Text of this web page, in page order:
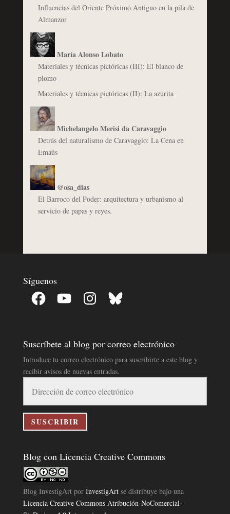
Influencias del Oriente Próximo Antiguo en la pila de
Almanzor
María Alonso Lobato
Materiales y técnicas pictóricas (III): El blanco de
plomo
Materiales y técnicas pictóricas (II): La azurita
Michelangelo Merisi da Caravaggio
Detrás del naturalismo de Caravaggio: La Cena en
Emaús
@osa_dias
El Barroco del Poder: arquitectura y urbanismo al
servicio de papas y reyes.
Síguenos
Facebook YouTube InstagramBluesky
Suscríbete al blog por correo electrónico
Introduce tu correo electrónico para suscribirte a este blog y
recibir avisos de nuevas entradas.
correo
electrónico
SUSCRIBIR
Blog con Licencia Creative Commons
Blog InvestigArtpor InvestigArtse distribuye bajo una
Licencia Creative Commons Atribución-NoComercial-